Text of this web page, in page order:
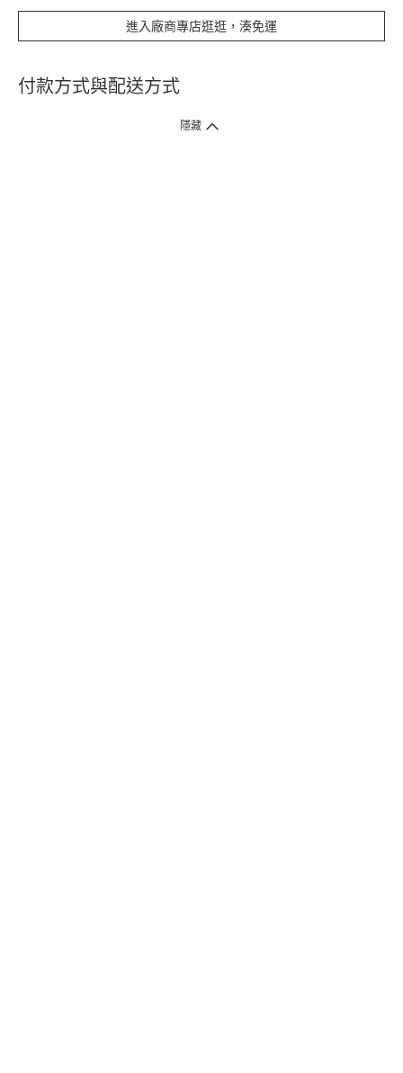
進入廠商專店逛逛，湊免運
付款方式與配送方式
隱藏